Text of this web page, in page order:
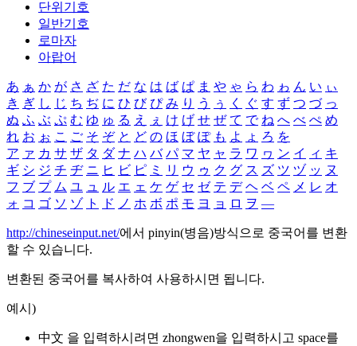
단위기호
일반기호
로마자
아랍어
あ ぁ か が さ ざ た だ な は ば ぱ ま や ゃ ら わ ゎ ん い ぃ
き ぎ し じ ち ぢ に ひ び ぴ み り う ぅ く ぐ す ず つ づ っ
ぬ ふ ぶ ぷ む ゆ ゅ る え ぇ け げ せ ぜ て で ね へ べ ぺ め
れ お ぉ こ ご そ ぞ と ど の ほ ぼ ぽ も よ ょ ろ を
ア ァ カ サ ザ タ ダ ナ ハ バ パ マ ヤ ャ ラ ワ ヮ ン イ ィ キ
ギ シ ジ チ ヂ ニ ヒ ビ ピ ミ リ ウ ゥ ク グ ス ズ ツ ヅ ッ ヌ
フ ブ プ ム ユ ュ ル エ ェ ケ ゲ セ ゼ テ デ ヘ ベ ペ メ レ オ
ォ コ ゴ ソ ゾ ト ド ノ ホ ボ ポ モ ヨ ョ ロ ヲ ―
http://chineseinput.net/에서 pinyin(병음)방식으로 중국어를 변환
할 수 있습니다.
변환된 중국어를 복사하여 사용하시면 됩니다.
예시)
中文 을 입력하시려면 zhongwen을 입력하시고 space를